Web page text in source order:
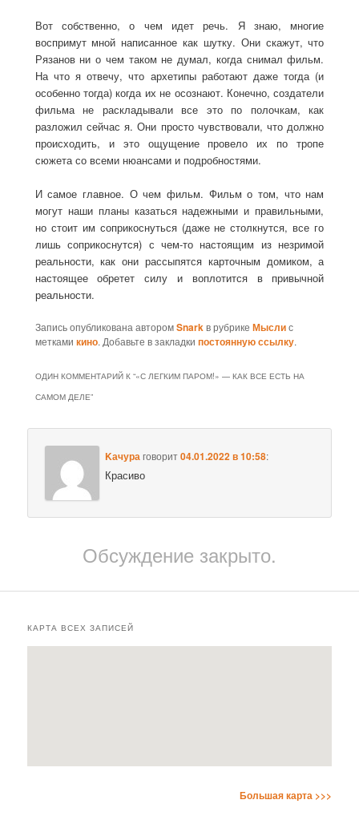
Вот собственно, о чем идет речь. Я знаю, многие
воспримут мной написанное как шутку. Они скажут, что
Рязанов ни о чем таком не думал, когда снимал фильм.
На что я отвечу, что архетипы работают даже тогда (и
особенно тогда) когда их не осознают. Конечно, создатели
фильма не раскладывали все это по полочкам, как
разложил сейчас я. Они просто чувствовали, что должно
происходить, и это ощущение провело их по тропе
сюжета со всеми нюансами и подробностями.
И самое главное. О чем фильм. Фильм о том, что нам
могут наши планы казаться надежными и правильными,
но стоит им соприкоснуться (даже не столкнутся, все го
лишь соприкоснутся) с чем-то настоящим из незримой
реальности, как они рассыпятся карточным домиком, а
настоящее обретет силу и воплотится в привычной
реальности.
Запись опубликована авторомSnark в рубрике Мыслис
метками кино. Добавьте в закладки постоянную ссылку.
ОДИН КОММЕНТАРИЙ К “«С ЛЕГКИМ ПАРОМ!» — КАК ВСЕ ЕСТЬ НА
САМОМ ДЕЛЕ”
Kачураговорит04.01.2022 в 10:58:
Красиво
Обсуждение закрыто.
КАРТА ВСЕХ ЗАПИСЕЙ
Большая карта >>>